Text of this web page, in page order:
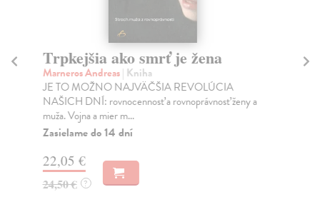
Trpkejšia ako smrť je žena
Marneros Andreas| Kniha
JE TO MOŽNO NAJVÄČŠIA REVOLÚCIA
NAŠICH DNÍ: rovnocennosť a rovnoprávnosť ženy a
muža. Vojna a mier m...
Zasielame do 14 dní
22,05 €
24,50 € ?